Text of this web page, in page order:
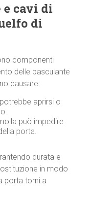
cavi di
di
componenti
delle basculante
causare:
aprirsi o
può impedire
porta.
durata e
in modo
porta torni a